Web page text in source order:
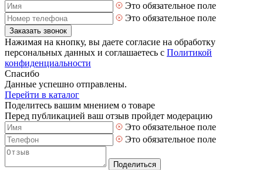
Это обязательное поле
Это обязательное поле
Заказать звонок
Нажимая на кнопку, вы даете согласие на обработку
персональных данных и соглашаетесь с Политикой
конфиденциальности
Спасибо
Данные успешно отправлены.
Перейти в каталог
Поделитесь вашим мнением о товаре
Перед публикацией ваш отзыв пройдет модерацию
Это обязательное поле
Это обязательное поле
Поделиться